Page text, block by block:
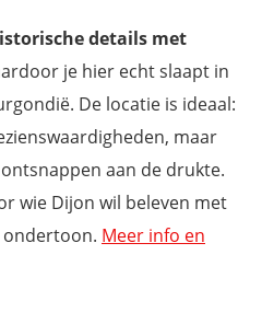
details met
je hier echt slaapt in
De locatie is ideaal:
maar
aan de drukte.
wie Dijon wil beleven met
ondertoon. Meer info en